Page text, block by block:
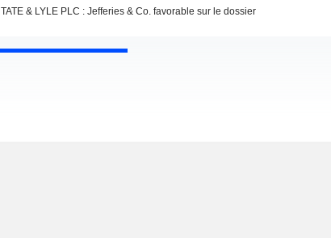
TATE & LYLE PLC : Jefferies & Co. favorable sur le dossier